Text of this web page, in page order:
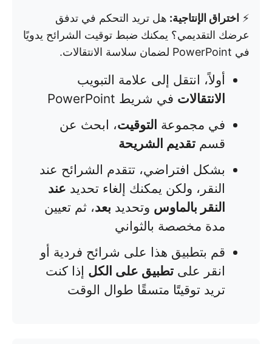
⚡ اختراق الإنتاجية: هل تريد التحكم في تدفق
عرضك التقديمي؟ يمكنك ضبط توقيت الشرائح يدويًا
في PowerPoint لضمان سلاسة الانتقالات.
أولاً، انتقل إلى علامة التبويب
الانتقالات في شريط PowerPoint
في مجموعة التوقيت، ابحث عن
قسم تقديم الشريحة
بشكل افتراضي، تتقدم الشرائح عند
النقر، ولكن يمكنك إلغاء تحديد عند
النقر بالماوس وتحديد بعد، ثم تعيين
مدة مخصصة بالثواني
قم بتطبيق هذا على شرائح فردية أو
انقر على تطبيق على الكل إذا كنت
تريد توقيتًا متسقًا طوال الوقت